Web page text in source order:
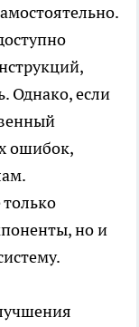
Однако, если
ошибок,
но и